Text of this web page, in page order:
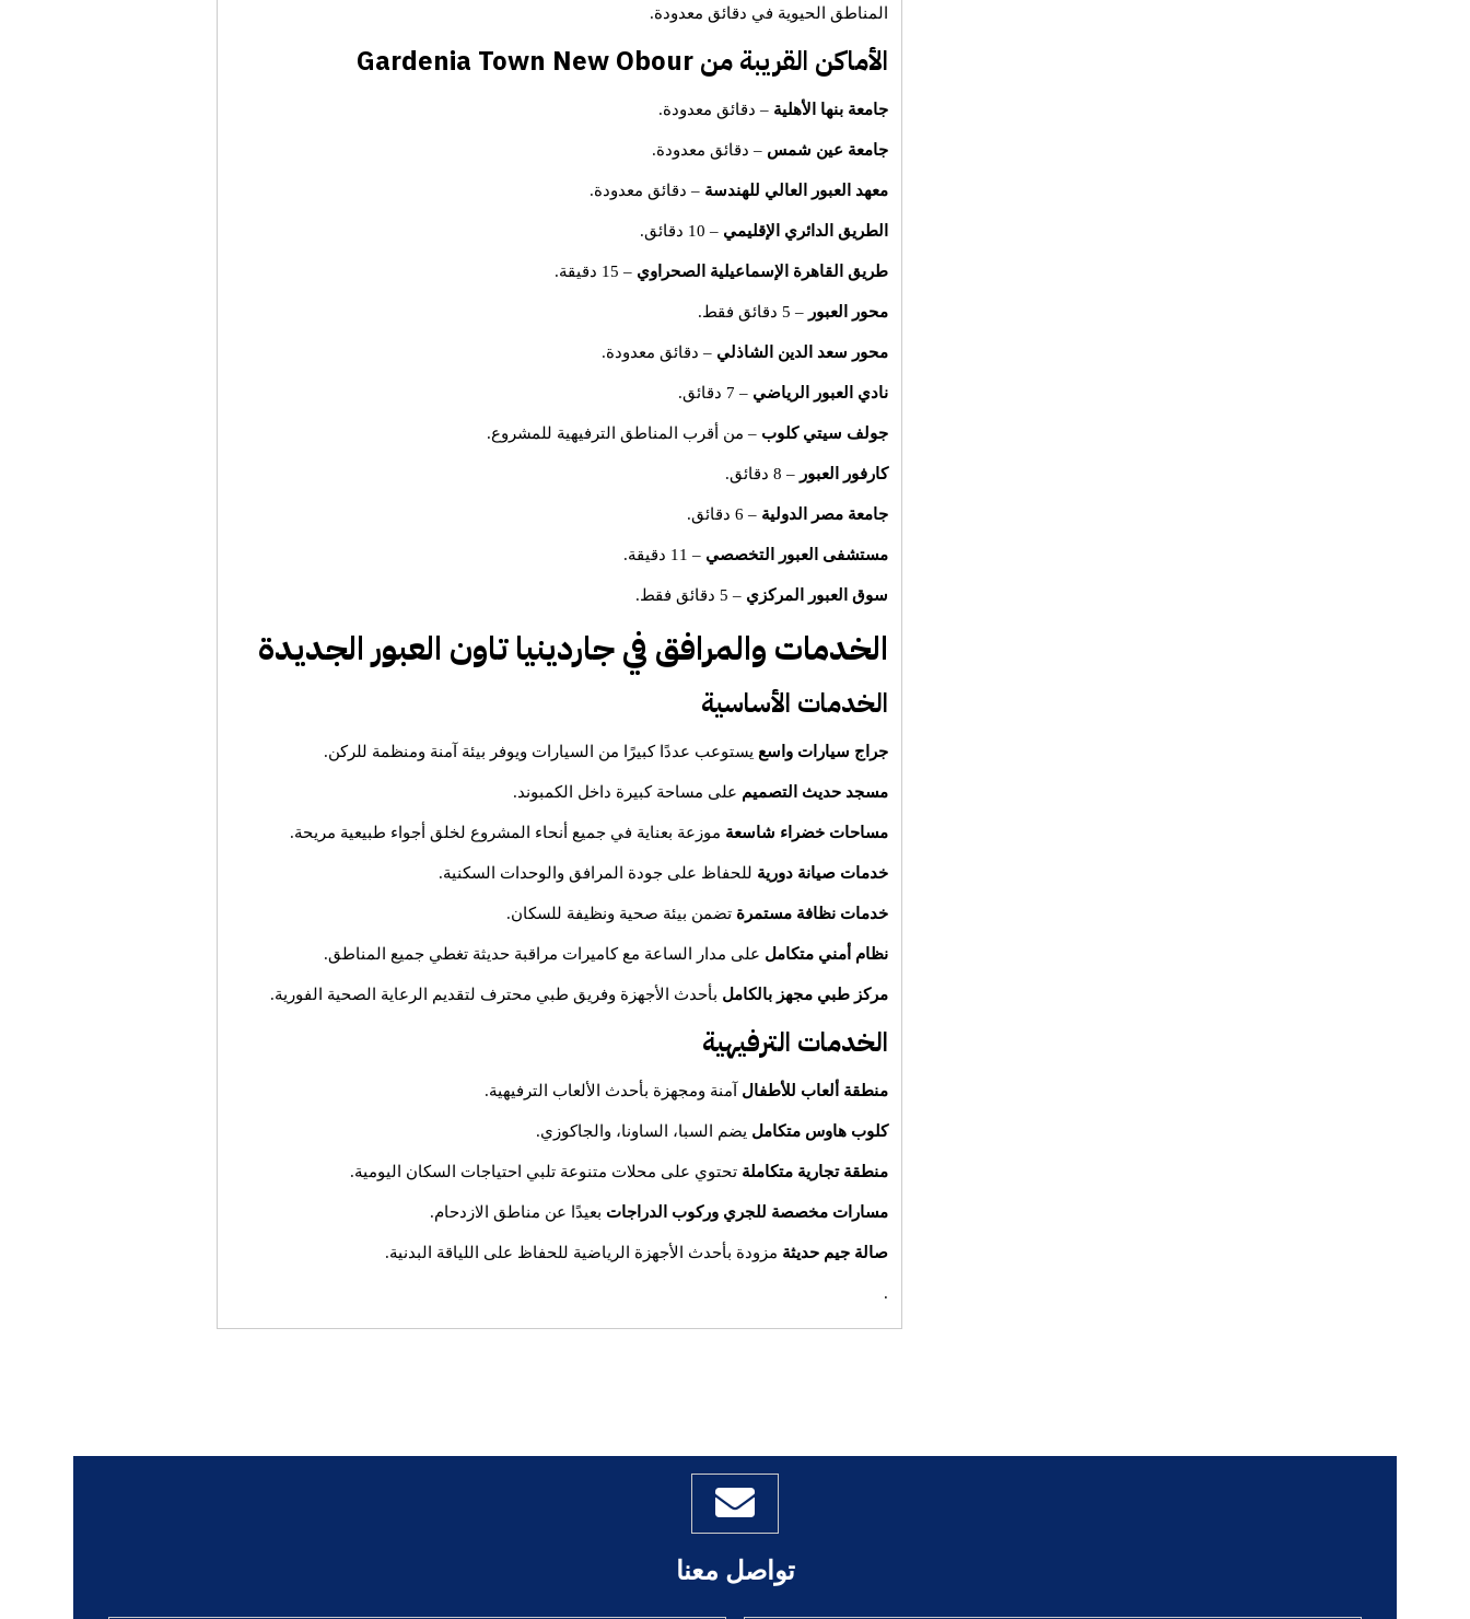
المناطق الحيوية في دقائق معدودة.
الأماكن القريبة من Gardenia Town New Obour
جامعة بنها الأهلية – دقائق معدودة.
جامعة عين شمس – دقائق معدودة.
معهد العبور العالي للهندسة – دقائق معدودة.
الطريق الدائري الإقليمي – 10 دقائق.
طريق القاهرة الإسماعيلية الصحراوي – 15 دقيقة.
محور العبور – 5 دقائق فقط.
محور سعد الدين الشاذلي – دقائق معدودة.
نادي العبور الرياضي – 7 دقائق.
جولف سيتي كلوب – من أقرب المناطق الترفيهية للمشروع.
كارفور العبور – 8 دقائق.
جامعة مصر الدولية – 6 دقائق.
مستشفى العبور التخصصي – 11 دقيقة.
سوق العبور المركزي – 5 دقائق فقط.
الخدمات والمرافق في جاردينيا تاون العبور الجديدة
الخدمات الأساسية
جراج سيارات واسع يستوعب عددًا كبيرًا من السيارات ويوفر بيئة آمنة ومنظمة للركن.
مسجد حديث التصميم على مساحة كبيرة داخل الكمبوند.
مساحات خضراء شاسعة موزعة بعناية في جميع أنحاء المشروع لخلق أجواء طبيعية مريحة.
خدمات صيانة دورية للحفاظ على جودة المرافق والوحدات السكنية.
خدمات نظافة مستمرة تضمن بيئة صحية ونظيفة للسكان.
نظام أمني متكامل على مدار الساعة مع كاميرات مراقبة حديثة تغطي جميع المناطق.
مركز طبي مجهز بالكامل بأحدث الأجهزة وفريق طبي محترف لتقديم الرعاية الصحية الفورية.
الخدمات الترفيهية
منطقة ألعاب للأطفال آمنة ومجهزة بأحدث الألعاب الترفيهية.
كلوب هاوس متكامل يضم السبا، الساونا، والجاكوزي.
منطقة تجارية متكاملة تحتوي على محلات متنوعة تلبي احتياجات السكان اليومية.
مسارات مخصصة للجري وركوب الدراجات بعيدًا عن مناطق الازدحام.
صالة جيم حديثة مزودة بأحدث الأجهزة الرياضية للحفاظ على اللياقة البدنية.
.
تواصل معنا